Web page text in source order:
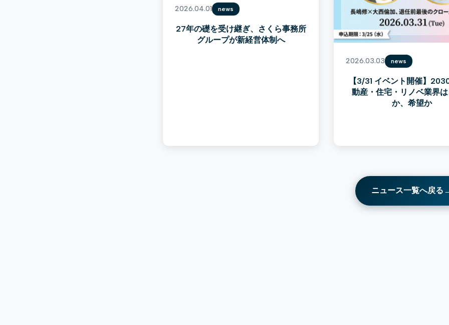
2026.04.01 news
27年の礎を受け継ぎ、さくら事務所
グループが新経営体制へ
2026.03.03 news
【3/31 イベント開催】
動産・住宅・リノベ業界
か、希望か
ニュース一覧へ戻る